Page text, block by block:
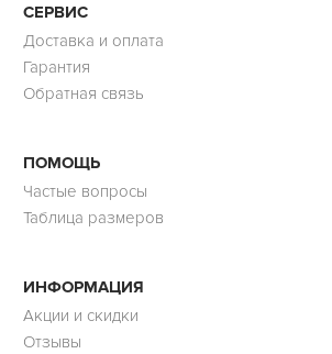
СЕРВИС
Доставка и оплата
Гарантия
Обратная связь
ПОМОЩЬ
Частые вопросы
Таблица размеров
ИНФОРМАЦИЯ
Акции и скидки
Отзывы